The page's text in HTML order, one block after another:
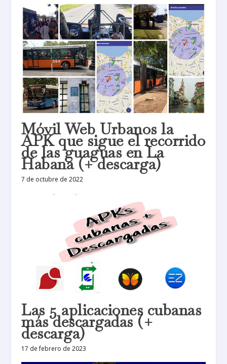
Móvil Web Urbanos la
APK que sigue el recorrido
de las guaguas en La
Habana (+ descarga)
7 de octubre de 2022
Las 5 aplicaciones cubanas
más descargadas (+
descarga)
17 de febrero de 2023